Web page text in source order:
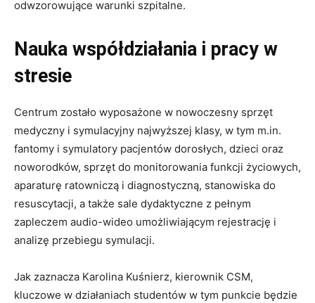
odwzorowujące warunki szpitalne.
Nauka współdziałania i pracy w
stresie
Centrum zostało wyposażone w nowoczesny sprzęt
medyczny i symulacyjny najwyższej klasy, w tym m.in.
fantomy i symulatory pacjentów dorosłych, dzieci oraz
noworodków, sprzęt do monitorowania funkcji życiowych,
aparaturę ratowniczą i diagnostyczną, stanowiska do
resuscytacji, a także sale dydaktyczne z pełnym
zapleczem audio-wideo umożliwiającym rejestrację i
analizę przebiegu symulacji.
Jak zaznacza Karolina Kuśnierz, kierownik CSM,
kluczowe w działaniach studentów w tym punkcie będzie